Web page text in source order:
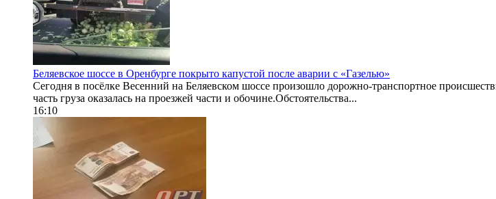
Беляевское шоссе в Оренбурге покрыто капустой после аварии с «Газелью»
Сегодня в посёлке Весенний на Беляевском шоссе произошло дорожно-транспортное
часть груза оказалась на проезжей части и обочине.Обстоятельства...
16:10